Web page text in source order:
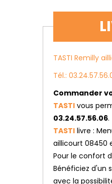
C.G.V
Mentions
Programme
De
Fidélité
Vos
TASTI Remilly
Tél.:
Commander
TASTI vous
03.24.57.56.06.
TASTI livre :
aillicourt 08450
Pour le confort
Bénéficiez d'un
avec la